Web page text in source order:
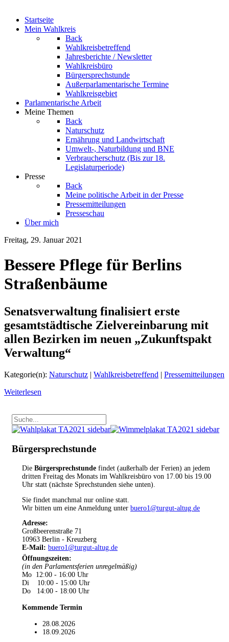
Startseite
Mein Wahlkreis
Back
Wahlkreisbetreffend
Jahresberichte / Newsletter
Wahlkreisbüro
Bürgersprechstunde
Außerparlamentarische Termine
Wahlkreisgebiet
Parlamentarische Arbeit
Meine Themen
Back
Naturschutz
Ernährung und Landwirtschaft
Umwelt-, Naturbildung und BNE
Verbraucherschutz (Bis zur 18.
Legislaturperiode)
Presse
Back
Meine politische Arbeit in der Presse
Pressemitteilungen
Presseschau
Über mich
Freitag, 29. Januar 2021
Bessere Pflege für Berlins
Straßenbäume
Senatsverwaltung finalisiert erste
gesamtstädtische Zielvereinbarung mit
allen Bezirken im neuen „Zukunftspakt
Verwaltung“
Kategorie(n): Naturschutz | Wahlkreisbetreffend | Pressemitteilungen
Weiterlesen
Bürgersprechstunde
Die Bürgersprechstunde findet (außerhalb der Ferien) an jedem
dritten Freitag des Monats im Wahlkreisbüro von 17.00 bis 19.00
Uhr statt (nächste Sprechstunden siehe unten).
Sie findet manchmal nur online statt.
Wir bitten um eine Anmeldung unter buero1@turgut-altug.de
Adresse:
Großbeerenstraße 71
10963 Berlin - Kreuzberg
E-Mail: buero1@turgut-altug.de
Öffnungszeiten:
(in den Parlamentsferien unregelmäßig)
Mo 12:00 - 16:00 Uhr
Di 10:00 - 15:00 Uhr
Do 14:00 - 18:00 Uhr
Kommende Termin
28.08.2026
18.09.2026